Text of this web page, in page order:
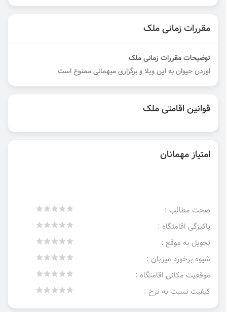
مقررات زمانی ملک
توضیحات مقررات زمانی ملک
اوردن حیوان به این ویلا و برگزاری میهمانی ممنوع است
قوانین اقامتی ملک
امتیاز مهمانان
صحت مطالب :
پاکیزگی اقامتگاه :
تحویل به موقع :
شیوه برخورد میزبان :
موقعیت مکانی اقامتگاه :
کیفیت نسبت به نرخ :